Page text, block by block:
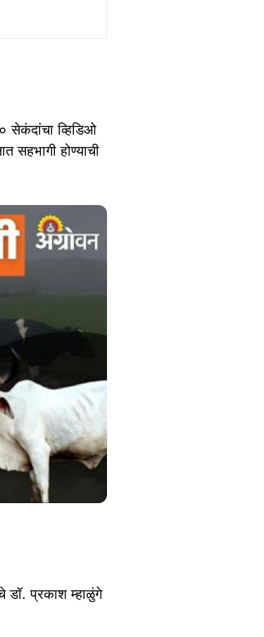
सेकंदांचा व्हिडिओ
सहभागी होण्याची
डॉ. प्रकाश म्हाळुंगे